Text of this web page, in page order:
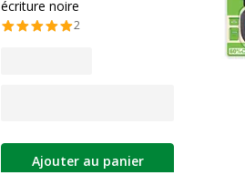
écriture noire
2
Ajouter au panier